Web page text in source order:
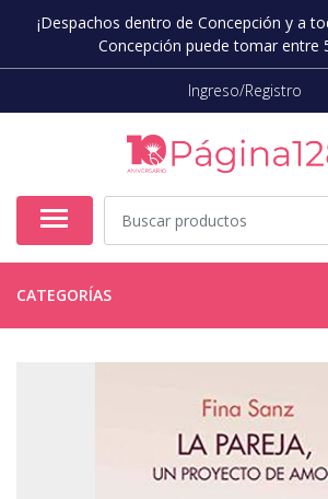
¡Despachos dentro de Concepción y a
Concepción puede tomar entre
Ingreso/Registro
CATEGORÍAS